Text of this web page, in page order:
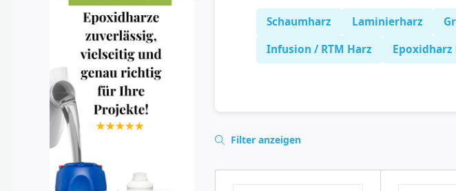
Schaumharz Laminierharz
Infusion / RTM Harz
Epoxidharz
Filter anzeigen